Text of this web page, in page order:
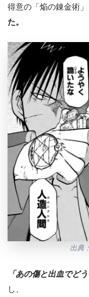
得意の「焔の錬金術」
た。
出典
「あの傷と出血でど
し、